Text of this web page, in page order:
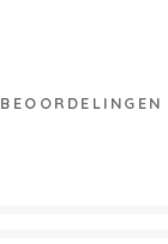
BEOORDELINGEN